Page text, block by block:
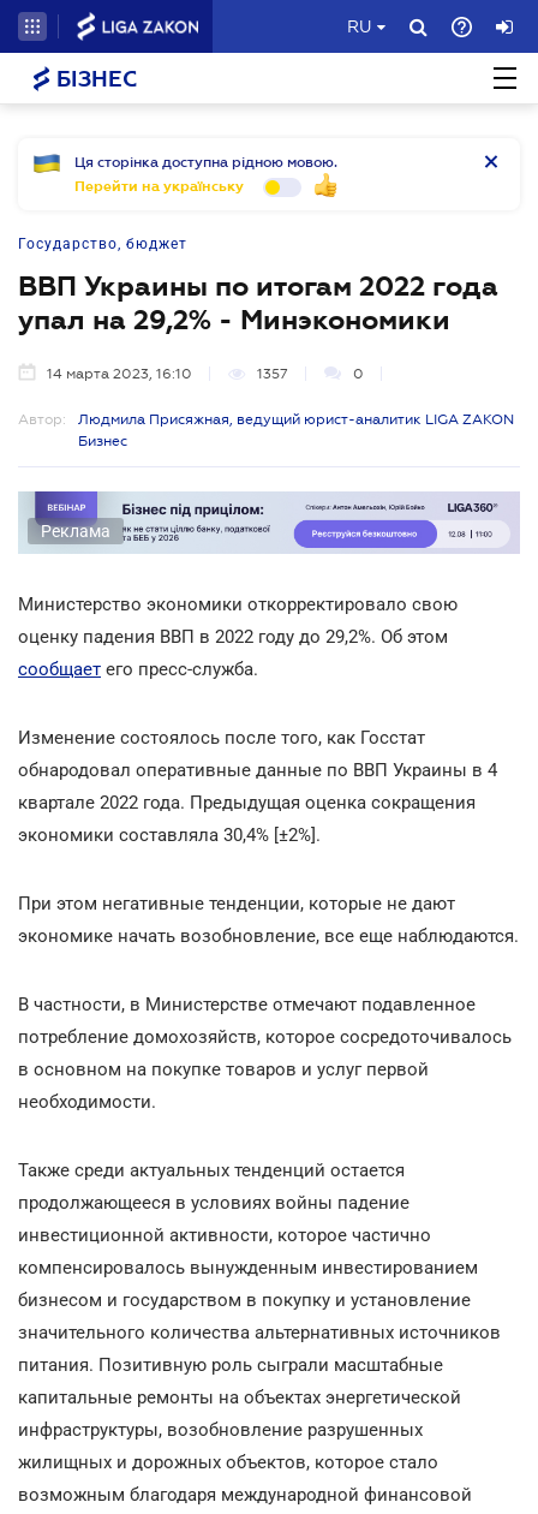
RU
БІЗНЕС
Ця сторінка доступна рідною мовою.
Перейти на українську
Государство, бюджет
ВВП Украины по итогам 2022 года
упал на 29,2% - Минэкономики
14 марта 2023, 16:10 1357 0
Автор:
Людмила Присяжная, ведущий юрист-аналитик LIGA ZAKON
Бизнес
Реклама
Министерство экономики откорректировало свою
оценку падения ВВП в 2022 году до 29,2%. Об этом
сообщает его пресс-служба.
Изменение состоялось после того, как Госстат
обнародовал оперативные данные по ВВП Украины в 4
квартале 2022 года. Предыдущая оценка сокращения
экономики составляла 30,4% [±2%].
При этом негативные тенденции, которые не дают
экономике начать возобновление, все еще наблюдаются.
В частности, в Министерстве отмечают подавленное
потребление домохозяйств, которое сосредоточивалось
в основном на покупке товаров и услуг первой
необходимости.
Также среди актуальных тенденций остается
продолжающееся в условиях войны падение
инвестиционной активности, которое частично
компенсировалось вынужденным инвестированием
бизнесом и государством в покупку и установление
значительного количества альтернативных источников
питания. Позитивную роль сыграли масштабные
капитальные ремонты на объектах энергетической
инфраструктуры, возобновление разрушенных
жилищных и дорожных объектов, которое стало
возможным благодаря международной финансовой